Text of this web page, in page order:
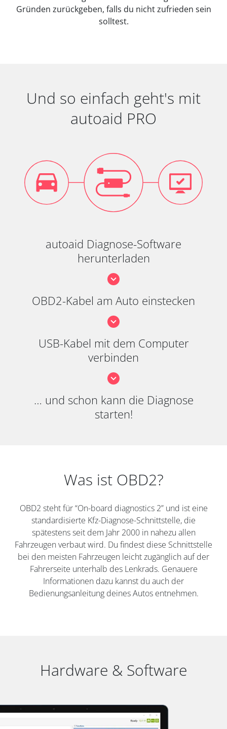
Gründen zurückgeben, falls du nicht zufrieden sein
solltest.
Und so einfach geht's mit
autoaid PRO
autoaid Diagnose-Software
herunterladen
OBD2-Kabel am Auto einstecken
USB-Kabel mit dem Computer
verbinden
… und schon kann die Diagnose
starten!
Was ist OBD2?
OBD2 steht für “On-board diagnostics 2” und ist eine
standardisierte Kfz-Diagnose-Schnittstelle, die
spätestens seit dem Jahr 2000 in nahezu allen
Fahrzeugen verbaut wird. Du findest diese Schnittstelle
bei den meisten Fahrzeugen leicht zugänglich auf der
Fahrerseite unterhalb des Lenkrads. Genauere
Informationen dazu kannst du auch der
Bedienungsanleitung deines Autos entnehmen.
Hardware & Software